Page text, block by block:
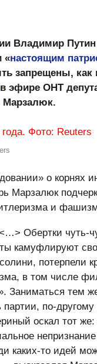
Владимир
«настоящим
запрещены,
в эфире ОНТ
Марзалюк.
о корнях
Марзалюк
и
Обертки чуть-
камуфлируют
потерпели
в том числе
Заниматься тем
по-другому
оскал тот
каких-то идей